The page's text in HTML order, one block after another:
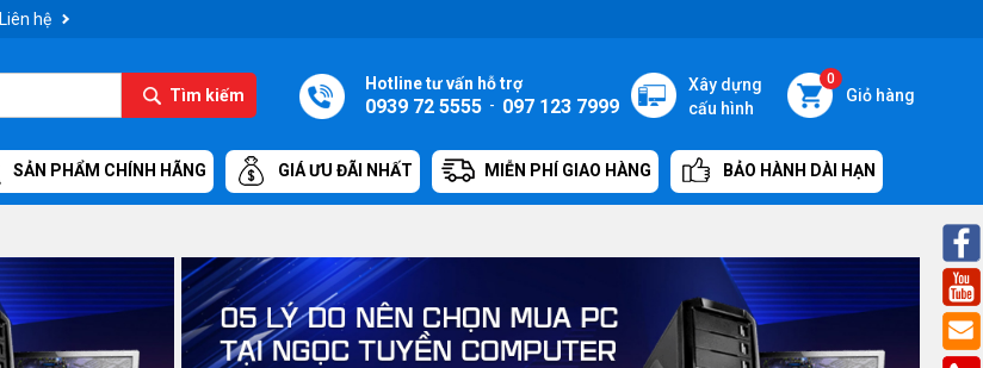
Liên hệ
Tìm kiếm
0
Giỏ hàng
Xây dựng
cấu hình
Hotline tư vấn hỗ trợ
0939 72 5555 - 097 123 7999
SẢN PHẨM CHÍNH HÃNG GIÁ ƯU ĐÃI NHẤT MIỄN PHÍ GIAO HÀNG BẢO HÀNH DÀI HẠN